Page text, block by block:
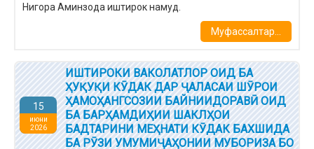
Нигора Аминзода иштирок намуд.
Муфассалтар...
15
июни
2026
ИШТИРОКИ ВАКОЛАТЛОР ОИД БА
ҲУҚУҚИ КӮДАК ДАР ҶАЛАСАИ ШӮРОИ
ҲАМОҲАНГСОЗИИ БАЙНИИДОРАВӢ ОИД
БА БАРҲАМДИҲИИ ШАКЛҲОИ
БАДТАРИНИ МЕҲНАТИ КӮДАК БАХШИДА
БА РӮЗИ УМУМИҶАҲОНИИ МУБОРИЗА БО